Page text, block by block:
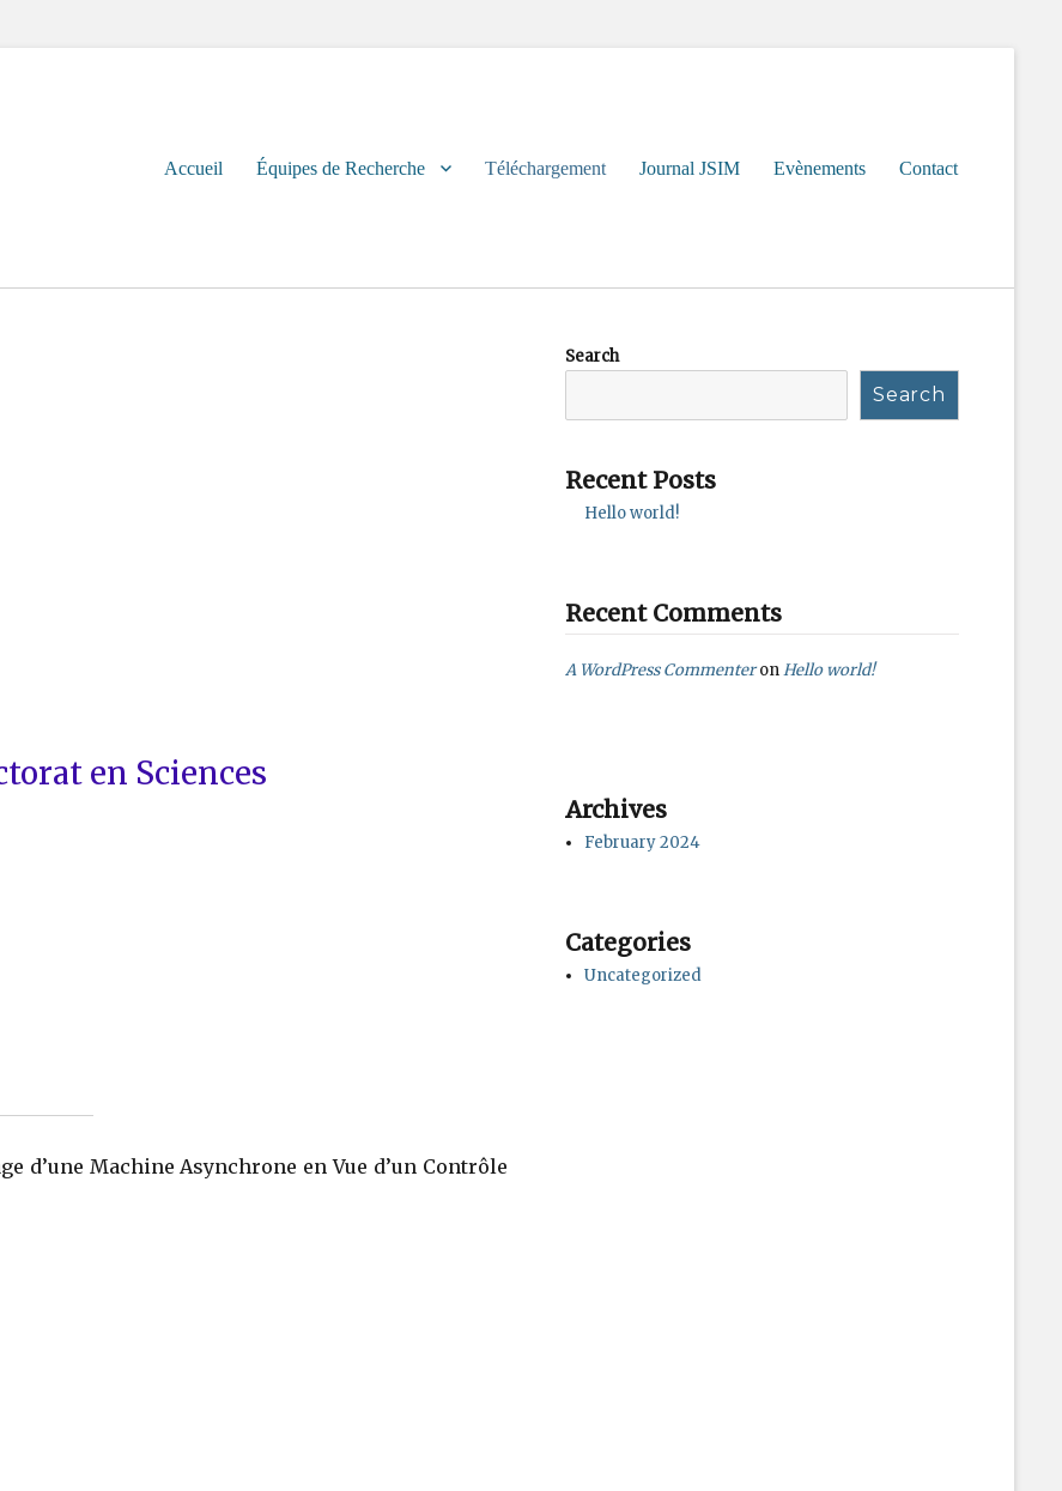
menu
Accueil Équipes de Recherche Téléchargement Journal JSIM Evènements Contact
en Sciences
d’une Machine Asynchrone en Vue d’un Contrôle
Search
Search
Recent Posts
Hello world!
Recent Comments
A WordPress CommenteronHello world!
Archives
February 2024
Categories
Uncategorized